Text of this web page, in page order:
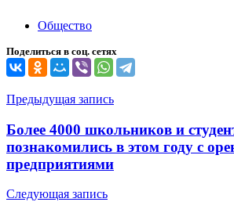
Общество
Поделиться в соц. сетях
Навигация
по
записям
Предыдущая запись
Более 4000 школьников и
познакомились в этом году с
предприятиями
Следующая запись